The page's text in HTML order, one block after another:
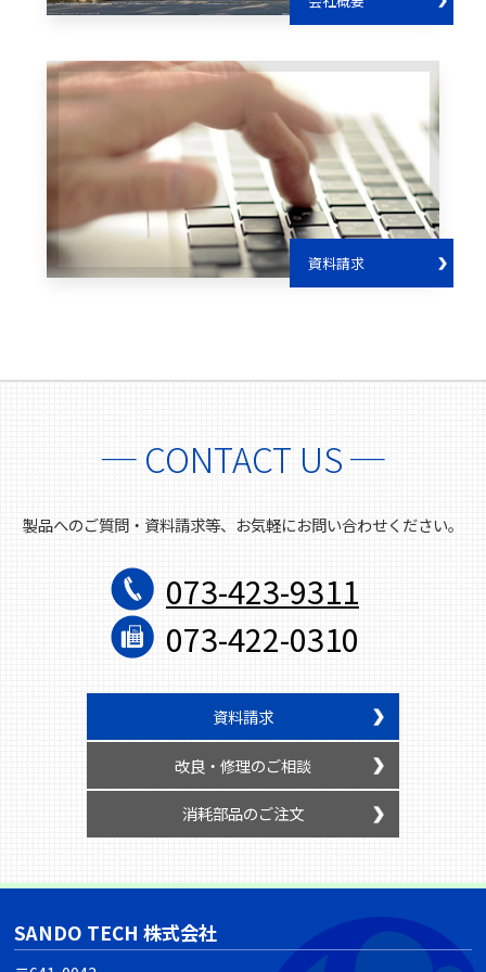
資料請求
─ CONTACT US ─
製品へのご質問・資料請求等、お気軽にお問い合わせください。
073-423-9311
073-422-0310
資料請求
改良・修理のご相談
消耗部品のご注文
SANDO TECH 株式会社